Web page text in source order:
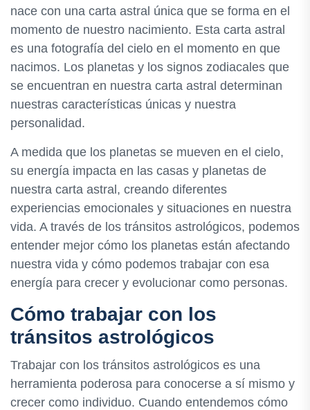
nace con una carta astral única que se forma en el
momento de nuestro nacimiento. Esta carta astral
es una fotografía del cielo en el momento en que
nacimos. Los planetas y los signos zodiacales que
se encuentran en nuestra carta astral determinan
nuestras características únicas y nuestra
personalidad.
A medida que los planetas se mueven en el cielo,
su energía impacta en las casas y planetas de
nuestra carta astral, creando diferentes
experiencias emocionales y situaciones en nuestra
vida. A través de los tránsitos astrológicos, podemos
entender mejor cómo los planetas están afectando
nuestra vida y cómo podemos trabajar con esa
energía para crecer y evolucionar como personas.
Cómo trabajar con los
tránsitos astrológicos
Trabajar con los tránsitos astrológicos es una
herramienta poderosa para conocerse a sí mismo y
crecer como individuo. Cuando entendemos cómo